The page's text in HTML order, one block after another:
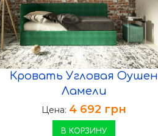
Кровать Угловая Оушен
Ламели
Цена: 4 692 грн
В КОРЗИНУ